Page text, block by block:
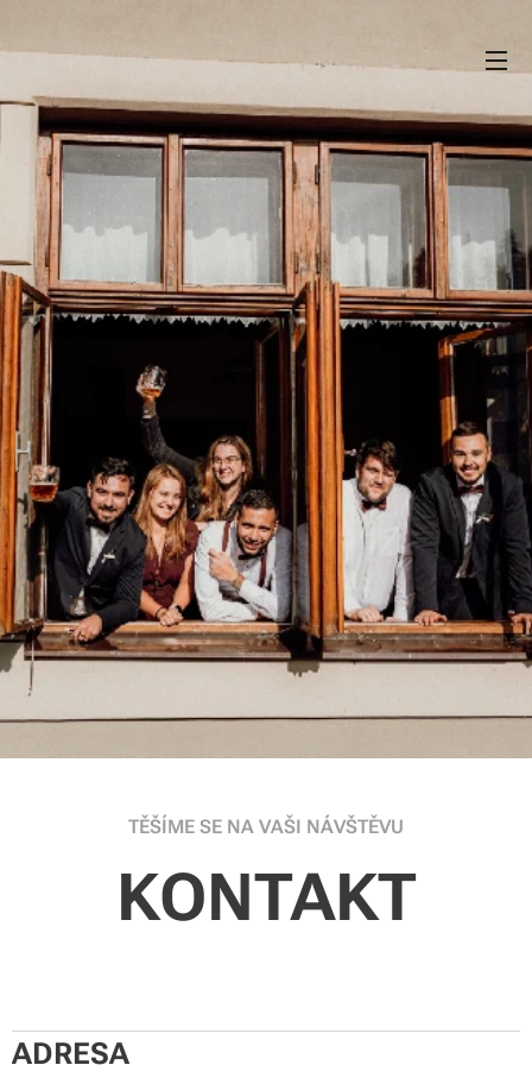
TĚŠÍME SE NA VAŠI NÁVŠTĚVU
KONTAKT
ADRESA